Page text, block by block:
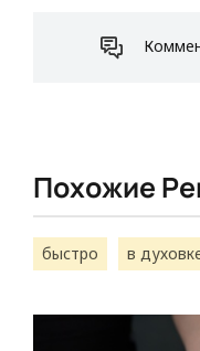
Похожие
быстро в